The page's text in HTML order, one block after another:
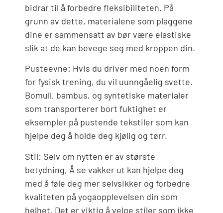
bidrar til å forbedre fleksibiliteten. På
grunn av dette, materialene som plaggene
dine er sammensatt av bør være elastiske
slik at de kan bevege seg med kroppen din.
Pusteevne: Hvis du driver med noen form
for fysisk trening, du vil uunngåelig svette.
Bomull, bambus, og syntetiske materialer
som transporterer bort fuktighet er
eksempler på pustende tekstiler som kan
hjelpe deg å holde deg kjølig og tørr.
Stil: Selv om nytten er av største
betydning, Å se vakker ut kan hjelpe deg
med å føle deg mer selvsikker og forbedre
kvaliteten på yogaopplevelsen din som
helhet. Det er viktig å velge stiler som ikke